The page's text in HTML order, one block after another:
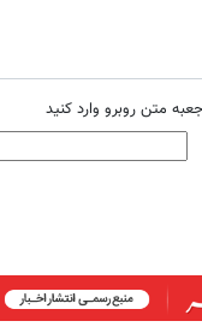
متن روبرو وارد کنید